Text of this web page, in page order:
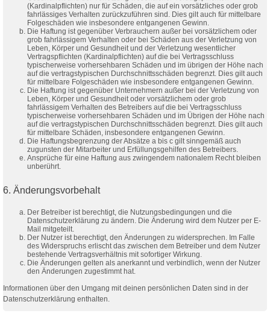
(Kardinalpflichten) nur für Schäden, die auf ein vorsätzliches oder grob
fahrlässiges Verhalten zurückzuführen sind. Dies gilt auch für mittelbare
Folgeschäden wie insbesondere entgangenen Gewinn.
Die Haftung ist gegenüber Verbrauchern außer bei vorsätzlichem oder
grob fahrlässigem Verhalten oder bei Schäden aus der Verletzung von
Leben, Körper und Gesundheit und der Verletzung wesentlicher
Vertragspflichten (Kardinalpflichten) auf die bei Vertragsschluss
typischerweise vorhersehbaren Schäden und im übrigen der Höhe nach
auf die vertragstypischen Durchschnittsschäden begrenzt. Dies gilt auch
für mittelbare Folgeschäden wie insbesondere entgangenen Gewinn.
Die Haftung ist gegenüber Unternehmern außer bei der Verletzung von
Leben, Körper und Gesundheit oder vorsätzlichem oder grob
fahrlässigem Verhalten des Betreibers auf die bei Vertragsschluss
typischerweise vorhersehbaren Schäden und im Übrigen der Höhe nach
auf die vertragstypischen Durchschnittsschäden begrenzt. Dies gilt auch
für mittelbare Schäden, insbesondere entgangenen Gewinn.
Die Haftungsbegrenzung der Absätze a bis c gilt sinngemäß auch
zugunsten der Mitarbeiter und Erfüllungsgehilfen des Betreibers.
Ansprüche für eine Haftung aus zwingendem nationalem Recht bleiben
unberührt.
6. Änderungsvorbehalt
Der Betreiber ist berechtigt, die Nutzungsbedingungen und die
Datenschutzerklärung zu ändern. Die Änderung wird dem Nutzer per E-
Mail mitgeteilt.
Der Nutzer ist berechtigt, den Änderungen zu widersprechen. Im Falle
des Widerspruchs erlischt das zwischen dem Betreiber und dem Nutzer
bestehende Vertragsverhältnis mit sofortiger Wirkung.
Die Änderungen gelten als anerkannt und verbindlich, wenn der Nutzer
den Änderungen zugestimmt hat.
Informationen über den Umgang mit deinen persönlichen Daten sind in der
Datenschutzerklärung enthalten.